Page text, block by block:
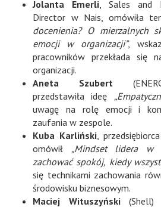
Jolanta Emerli , Sales and
Director w Nais, omówiła
docenienia? O mierzalnych
emocji w organizacji”,
pracowników przekłada się
organizacji.
Aneta Szubert
przedstawiła ideę
uwagę na rolę emocji i
zaufania w zespole.
Kuba Karliński ,
omówił „Mindset lidera
zachować spokój, kiedy
się technikami zachowania
środowisku biznesowym.
Maciej Wituszyński(Shell)